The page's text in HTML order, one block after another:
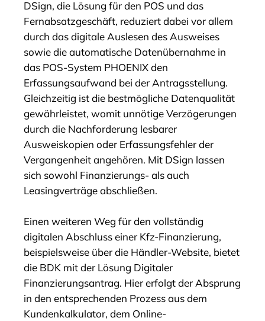
DSign, die Lösung für den POS und das
Fernabsatzgeschäft, reduziert dabei vor allem
durch das digitale Auslesen des Ausweises
sowie die automatische Datenübernahme in
das POS-System PHOENIX den
Erfassungsaufwand bei der Antragsstellung.
Gleichzeitig ist die bestmögliche Datenqualität
gewährleistet, womit unnötige Verzögerungen
durch die Nachforderung lesbarer
Ausweiskopien oder Erfassungsfehler der
Vergangenheit angehören. Mit DSign lassen
sich sowohl Finanzierungs- als auch
Leasingverträge abschließen.
Einen weiteren Weg für den vollständig
digitalen Abschluss einer Kfz-Finanzierung,
beispielsweise über die Händler-Website, bietet
die BDK mit der Lösung Digitaler
Finanzierungsantrag. Hier erfolgt der Absprung
in den entsprechenden Prozess aus dem
Kundenkalkulator, dem Online-